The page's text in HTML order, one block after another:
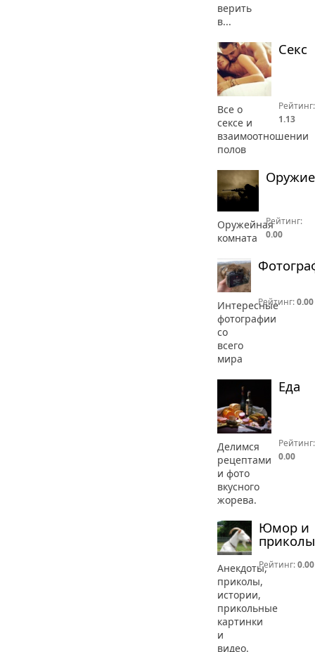
верить
в...
Секс
Все о
сексе и
взаимоотношении
полов
Рейтинг:
1.13
Оружие
Оружейная
комната
Рейтинг:
0.00
Интересные
фотографии
со
всего
мира
Рейтинг:0.00
Еда
Делимся
рецептами
и фото
вкусного
жорева.
Рейтинг:
0.00
Юмор и
приколы
Анекдоты,
приколы,
истории,
прикольные
картинки
и
видео.
Рейтинг:0.00